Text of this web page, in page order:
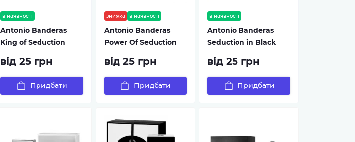
в наявності
Antonio Banderas
King of Seduction
від 25 грн
Придбати
знижка в наявності
Antonio Banderas
Power Of Seduction
від 25 грн
Придбати
в наявності
Antonio Banderas
Seduction in Black
від 25 грн
Придбати